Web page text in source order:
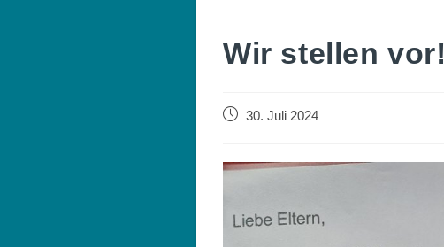
Wir stellen vor!
Beitrag30. Juli 2024